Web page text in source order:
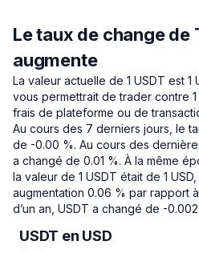
Le taux de change de
augmente
La valeur actuelle de 1 USDT est 1
vous permettrait de trader contre
frais de plateforme ou de
Au cours des 7 derniers jours, le
de -0.00 %. Au cours des
a changé de 0.01 %. À la même
la valeur de 1 USDT était de 1
augmentation 0.06 % par rapport
d’un an, USDT a changé de -0.002
USDT en USD